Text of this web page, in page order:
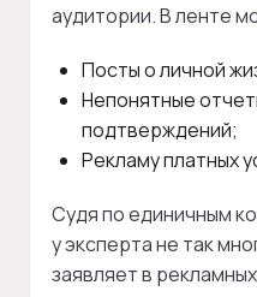
аудитории. В ленте
Посты о личной
Непонятные
подтверждений;
Рекламу платных
Судя по единичным
у эксперта не так
заявляет в